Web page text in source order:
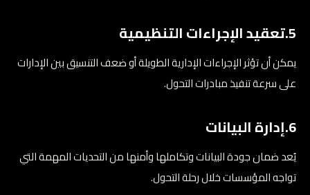
5.تعقيد الإجراءات التنظيمية
يمكن أن تؤثر الإجراءات الإدارية الطويلة أو ضعف التنسيق بين الإدارات
على سرعة تنفيذ مبادرات التحول.
6.إدارة البيانات
يُعد ضمان جودة البيانات وتكاملها وأمنها من التحديات المهمة التي
تواجه المؤسسات خلال رحلة التحول.